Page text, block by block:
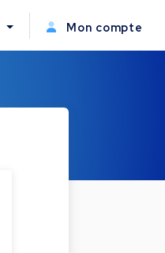
Mon compte